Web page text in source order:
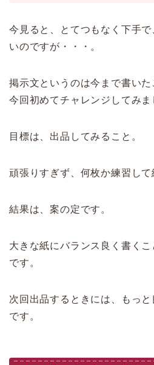
今見ると、とてつもなく下手
いのですが・・・。
掲示文というのは今まで書いた
今回初めてチャレンジしてみま
目標は、出品してみること。
頑張りすぎず、何枚か練習して
結果は、案の定です。
大きな紙にバランス良く書く
です。
次回出品するときには、もっ
です。